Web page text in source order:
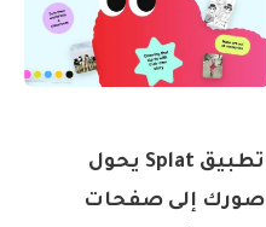
تطبيق Splat يحول
صورك إلى صفحات